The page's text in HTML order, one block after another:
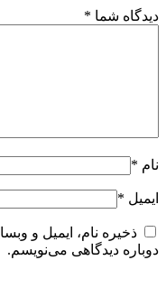
دیدگاه شما *
نام *
ایمیل *
ذخیره نام، ایمیل و
دوباره دیدگاهی می‌نویسم.